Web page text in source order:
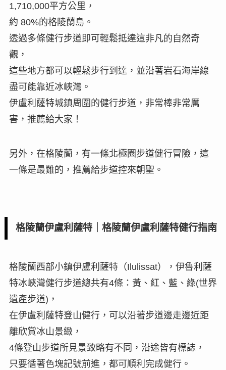
1,710,000平方公里，
約 80%的格陵蘭島。
透過多條健行步道即可輕鬆抵達這非凡的自然奇
觀，
這些地方都可以輕鬆步行到達，並沿著岩石海岸線
盡可能靠近冰峽灣。
伊盧利薩特城鎮周圍的健行步道，非常棒非常厲
害，推薦給大家！
另外，在格陵蘭，有一條北極圈步道健行冒險，這
一條是最難的，推薦給步道控來朝聖。
格陵蘭伊盧利薩特｜格陵蘭伊盧利薩特健行指南
格陵蘭西部小鎮伊盧利薩特（Ilulissat），伊魯利薩
特冰峽灣健行步道總共有4條：黃、紅、藍、綠(世界
遺產步道)，
在伊盧利薩特登山健行，可以沿著步道邊走邊近距
離欣賞冰山景緻，
4條登山步道所見景致略有不同，沿途皆有標誌，
只要循著色塊記號前進，都可順利完成健行。